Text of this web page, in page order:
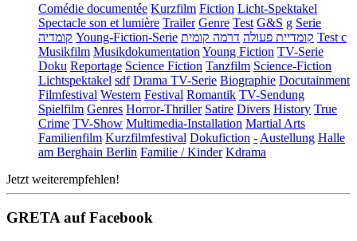
Comédie documentée Kurzfilm Fiction Licht-Spektakel
Spectacle son et lumière Trailer Genre Test G&S g Serie
קומדיה Young-Fiction-Serie קומדיית פעולה דרמה קומית
Test c
Musikfilm Musikdokumentation Young Fiction TV-Serie
Doku Reportage Science Fiction Tanzfilm Science-Fiction
Lichtspektakel sdf Drama TV-Serie Biographie Docutainment
Filmfestival Western Festival Romantik TV-Sendung
Spielfilm Genres Horror-Thriller Satire Divers History True
Crime TV-Show Multimedia-Installation Martial Arts
Familienfilm Kurzfilmfestival Dokufiction - Austellung Halle
am Berghain Berlin Familie / Kinder Kdrama
Jetzt weiterempfehlen!
GRETA auf Facebook